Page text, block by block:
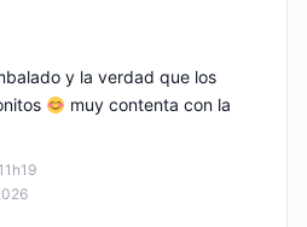
y la verdad que los
muy contenta con la